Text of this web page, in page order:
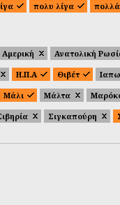
πολυ λίγα πολλά
Αμερική Ανατολική
Η.Π.Α Θιβέτ
Μάλι Μάλτα
Σιγκαπούρη